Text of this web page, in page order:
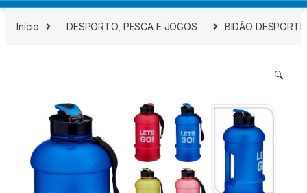
Início DESPORTO, PESCA E JOGOS BIDÃO
🔍